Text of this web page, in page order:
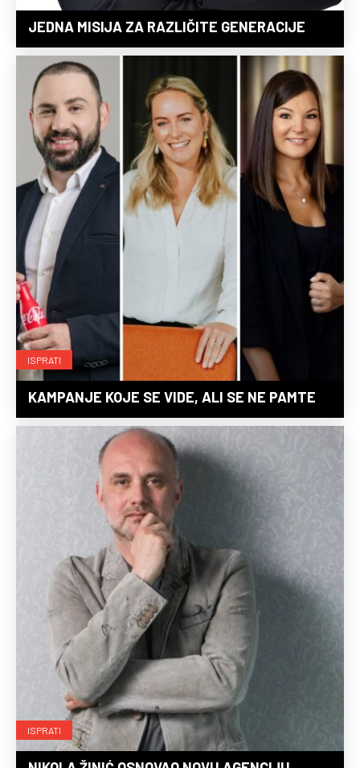
JEDNA MISIJA ZA RAZLIČITE GENERACIJE
ISPRATI
KAMPANJE KOJE SE VIDE, ALI SE NE PAMTE
ISPRATI